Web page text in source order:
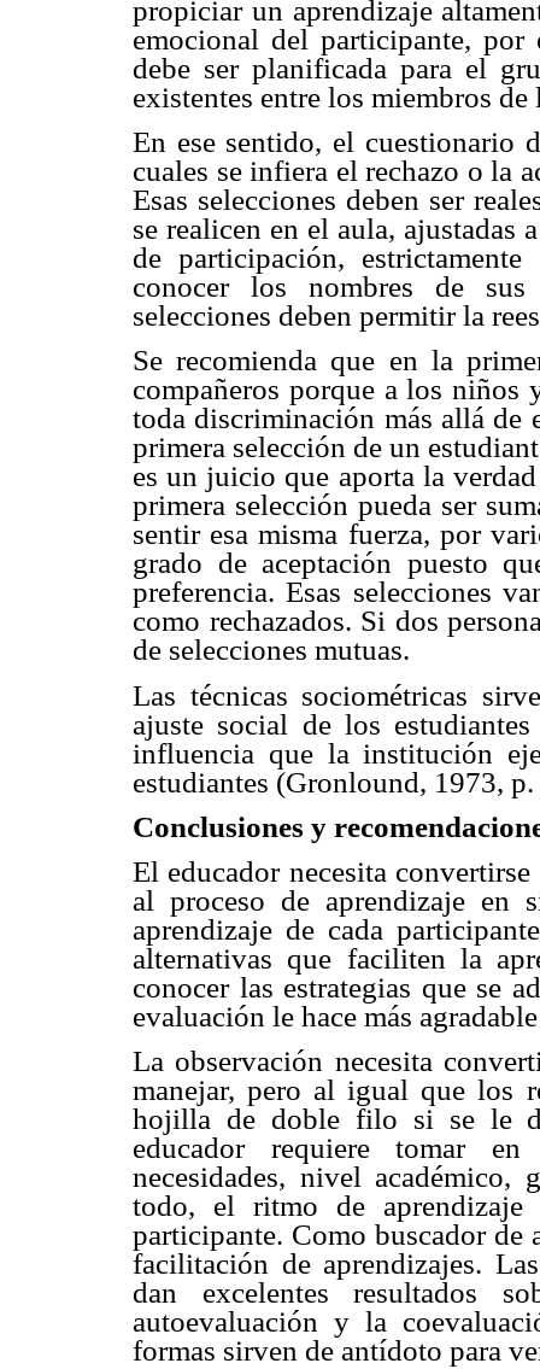
propiciar un aprendizaje
emocional del participante,
debe ser planificada para el
existentes entre los miembros
En ese sentido, el cuestionario
cuales se infiera el rechazo o la
Esas selecciones deben ser
se realicen en el aula, ajustadas
de participación, estrictamente
conocer los nombres de sus
selecciones deben permitir la
Se recomienda que en la
compañeros porque a los niños
toda discriminación más allá de
primera selección de un
es un juicio que aporta la
primera selección pueda ser
sentir esa misma fuerza, por
grado de aceptación puesto
preferencia. Esas selecciones
como rechazados. Si dos
de selecciones mutuas.
Las técnicas sociométricas
ajuste social de los
influencia que la institución
estudiantes (Gronlound, 1973,
Conclusiones y
El educador necesita
al proceso de aprendizaje
aprendizaje de cada
alternativas que faciliten la
conocer las estrategias que se
evaluación le hace más
La observación necesita
manejar, pero al igual que los
hojilla de doble filo si se le
educador requiere tomar en
necesidades, nivel académico,
todo, el ritmo de aprendizaje
participante. Como buscador de
facilitación de aprendizajes.
dan excelentes resultados
autoevaluación y la
formas sirven de antídoto para